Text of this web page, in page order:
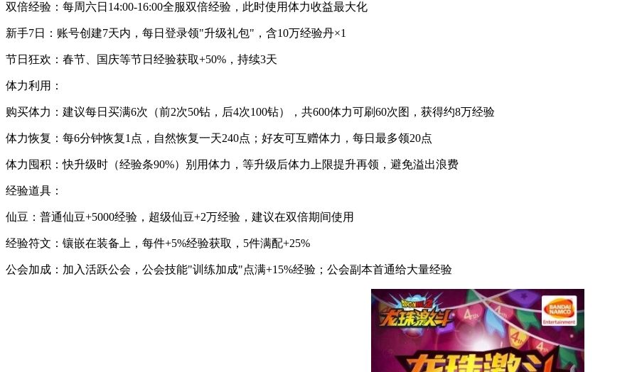
双倍经验：每周六日14:00-16:00全服双倍经验，此时使用体力收益最大化
新手7日：账号创建7天内，每日登录领"升级礼包"，含10万经验丹×1
节日狂欢：春节、国庆等节日经验获取+50%，持续3天
体力利用：
购买体力：建议每日买满6次（前2次50钻，后4次100钻），共600体力可刷60次图，获得约8万经验
体力恢复：每6分钟恢复1点，自然恢复一天240点；好友可互赠体力，每日最多领20点
体力囤积：快升级时（经验条90%）别用体力，等升级后体力上限提升再领，避免溢出浪费
经验道具：
仙豆：普通仙豆+5000经验，超级仙豆+2万经验，建议在双倍期间使用
经验符文：镶嵌在装备上，每件+5%经验获取，5件满配+25%
公会加成：加入活跃公会，公会技能"训练加成"点满+15%经验；公会副本首通给大量经验